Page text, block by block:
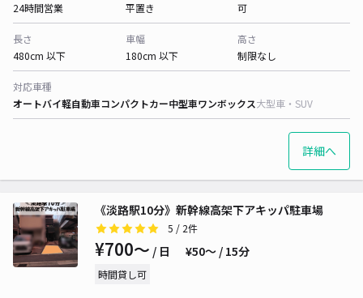
24時間営業
平置き
可
長さ
480cm 以下
車幅
180cm 以下
高さ
制限なし
対応車種
オートバイ軽自動車コンパクトカー中型車ワンボックス大型車・SUV
詳細へ
《淡路駅10分》新幹線高架下アキッパ駐車場
5 / 2件
¥700〜 / 日 ¥50〜 / 15分
時間貸し可